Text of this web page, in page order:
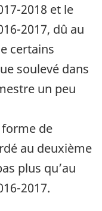
2018 et le
2017, dû au
certains
soulevé dans
un peu
de
au deuxième
plus qu’au
2017.